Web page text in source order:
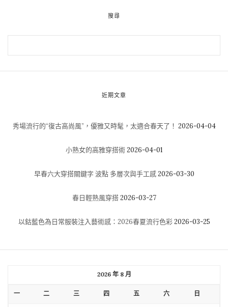
搜尋
近期文章
秀場流行的“復古高尚風”，優雅又時髦，太適合春天了！ 2026-04-04
小熟女的高雅穿搭術 2026-04-01
早春六大穿搭關鍵字 波點 多層次與手工感 2026-03-30
春日輕熟風穿搭 2026-03-27
以鈷藍色為日常服裝注入藝術感：2026春夏流行色彩 2026-03-25
2026 年 8 月
一 二 三 四 五 六 日